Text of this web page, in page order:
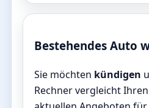
Bestehendes Auto
Sie möchten kündigen
Rechner vergleicht